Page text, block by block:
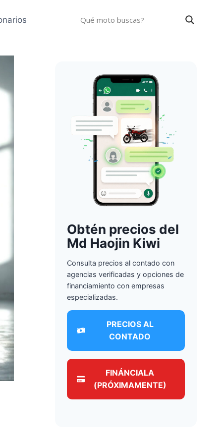
Obtén precios del
Md Haojin Kiwi
Consulta precios al contado con
agencias verificadas y opciones de
financiamiento con empresas
especializadas.
PRECIOS AL
CONTADO
FINÁNCIALA
(PRÓXIMAMENTE)